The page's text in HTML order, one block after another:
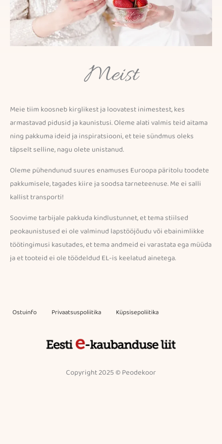
Meist
Meie tiim koosneb kirglikest ja loovatest inimestest, kes
armastavad pidusid ja kaunistusi. Oleme alati valmis teid aitama
ning pakkuma ideid ja inspiratsiooni, et teie sündmus oleks
täpselt selline, nagu olete unistanud.
Oleme pühendunud suures enamuses Euroopa päritolu toodete
pakkumisele, tagades kiire ja soodsa tarneteenuse. Me ei salli
kallist transporti!
Soovime tarbijale pakkuda kindlustunnet, et tema stiilsed
peokaunistused ei ole valminud lapstööjõudu või ebainimlikke
töötingimusi kasutades, et tema andmeid ei varastata ega müüda
ja et tooteid ei ole töödeldud EL-is keelatud ainetega.
Ostuinfo Privaatsuspoliitika Küpsisepoliitika
Copyright 2025 © Peodekoor